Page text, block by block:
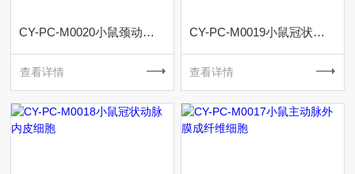
CY-PC-M0020小鼠颈动脉内皮细胞
查看详情
CY-PC-M0019小鼠冠状动脉平滑肌细胞
查看详情